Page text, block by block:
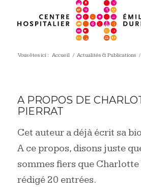
Vous êtes ici : Accueil / Actualités & Publications /
A PROPOS DE
PIERRAT
Cet auteur a déjà écrit sa
A ce propos, disons juste
sommes fiers que Charlotte
rédigé 20 entrées.